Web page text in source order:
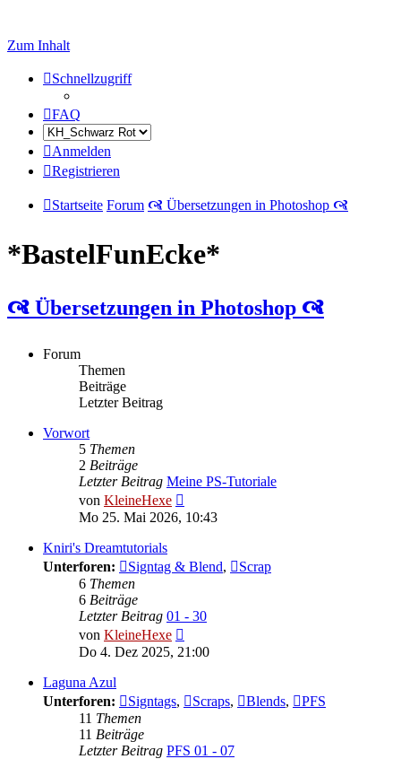
Zum Inhalt
Schnellzugriff
FAQ
Anmelden
Registrieren
Startseite Forum 🙧 Übersetzungen in Photoshop 🙧
*BastelFunEcke*
🙧 Übersetzungen in Photoshop 🙧
Forum
Themen
Beiträge
Letzter Beitrag
Vorwort
5 Themen
2 Beiträge
Letzter Beitrag Meine PS-Tutoriale
von KleineHexe
Beitrag
Mo 25. Mai 2026, 10:43
Kniri's Dreamtutorials
Unterforen:
Signtag & Blend,
Scrap
6 Themen
6 Beiträge
Letzter Beitrag 01 - 30
von KleineHexe
Beitrag
Do 4. Dez 2025, 21:00
Laguna Azul
Unterforen:
Signtags, Scraps, Blends,
PFS
11 Themen
11 Beiträge
Letzter Beitrag PFS 01 - 07